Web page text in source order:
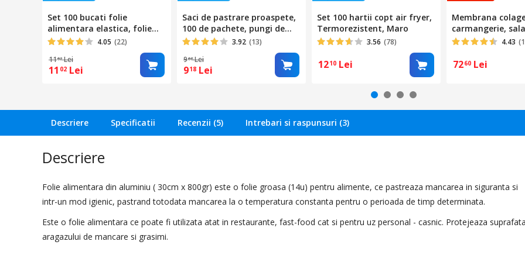
Set 100 bucati folie
alimentara elastica, folie
elastic, folie alimentarabio,
impermeabila,
Intindere38cm, alba
4.05 (22)
1162 Lei
11 02 Lei
Saci de pastrare proaspete,
100 de pachete, pungi de
folie alimentara - Capace de
depozitare a alimentelor
Capace, capace universale
elastice din polietilena
fructelor/legumelor/carnii/al
imentelor
3.92 (13)
968 Lei
918 Lei
Set 100 hartii copt air fryer,
Termorezistent, Maro
3.56 (78)
1210 Lei
Membrana
carmangerie,
diametru 50,4.43
7260 Lei
Descriere Specificatii Recenzii (5) Intrebari si raspunsuri (3)
Descriere
Folie alimentara din aluminiu ( 30cm x 800gr) este o folie groasa (14u) pentru alimente, ce pastreaza mancarea in siguranta si
intr-un mod igienic, pastrand totodata mancarea la o temperatura constanta pentru o perioada de timp determinata.
Este o folie alimentara ce poate fi utilizata atat in restaurante, fast-food cat si pentru uz personal - casnic. Protejeaza suprafata
aragazului de mancare si grasimi.